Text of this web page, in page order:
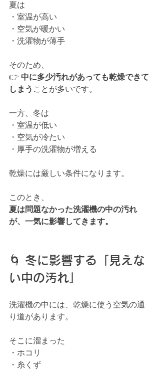
夏は
・室温が高い
・空気が暖かい
・洗濯物が薄手
そのため、
👉 中に多少汚れがあっても乾燥できて
しまう ことが多いです。
一方、冬は
・室温が低い
・空気が冷たい
・厚手の洗濯物が増える
乾燥には厳しい条件になります。
このとき、
夏は問題なかった洗濯機の中の汚れ
が、一気に影響してきます。
🌀 冬に影響する「見えな
い中の汚れ」
洗濯機の中には、乾燥に使う空気の通
り道があります。
そこに溜まった
・ホコリ
・糸くず